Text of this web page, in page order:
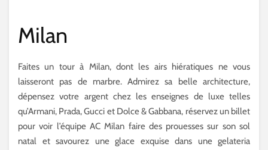
Milan
Faites un tour à Milan, dont les airs hiératiques ne vous
laisseront pas de marbre. Admirez sa belle architecture,
dépensez votre argent chez les enseignes de luxe telles
qu’Armani, Prada, Gucci et Dolce & Gabbana, réservez un billet
pour voir l’équipe AC Milan faire des prouesses sur son sol
natal et savourez une glace exquise dans une gelateria